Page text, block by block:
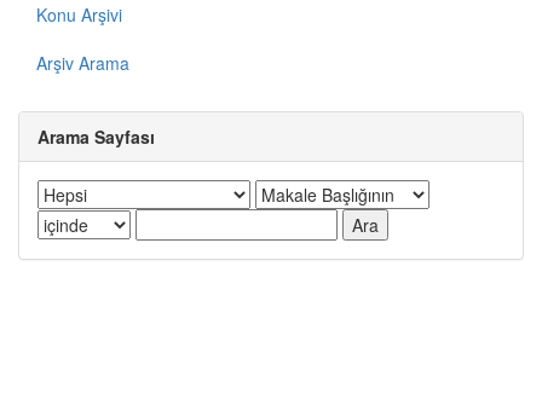
Konu Arşivi
Arşiv Arama
Arama Sayfası